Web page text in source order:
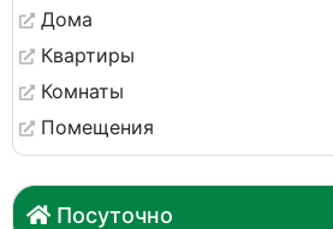
Дома
Квартиры
Комнаты
Помещения
Посуточно